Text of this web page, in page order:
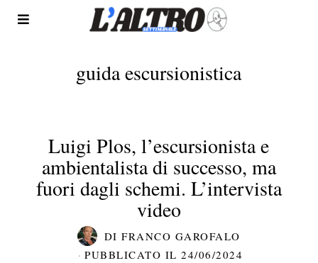
guida escursionistica
Luigi Plos, l’escursionista e
ambientalista di successo, ma
fuori dagli schemi. L’intervista
video
DIFRANCO GAROFALO
PUBBLICATO IL 24/06/2024